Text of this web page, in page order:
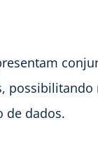
de dados.